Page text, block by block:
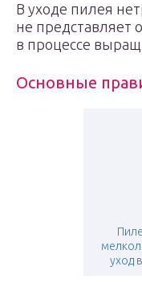
В уходе пилея
не представляет
в процессе
Основные
уход